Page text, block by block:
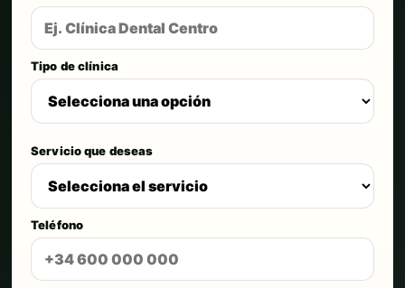
Tipo de clínica
Servicio que deseas
Teléfono